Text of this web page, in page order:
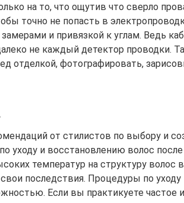
на то, что ощутив что сверло
точно не попасть в
и привязкой к углам. Ведь
не каждый детектор проводки.
отделкой, фотографировать,
от стилистов по выбору и
уходу и восстановлению волос
температур на структуру волос
последствия. Процедуры по уходу
Если вы практикуете частое